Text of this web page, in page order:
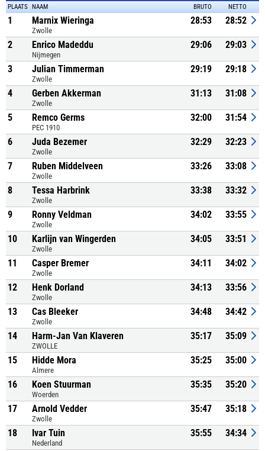
PLAATS NAAM BRUTO NETTO
1 Marnix Wieringa
Zwolle
28:53 28:52
2 Enrico Madeddu
Nijmegen
29:06 29:03
3 Julian Timmerman
Zwolle
29:19 29:18
4 Gerben Akkerman
Zwolle
31:13 31:08
5 Remco Germs
PEC 1910
32:00 31:54
6 Juda Bezemer
Zwolle
32:29 32:23
7 Ruben Middelveen
Zwolle
33:26 33:08
8 Tessa Harbrink
Zwolle
33:38 33:32
9 Ronny Veldman
Zwolle
34:02 33:55
10 Karlijn van Wingerden
Zwolle
34:05 33:51
11 Casper Bremer
Zwolle
34:11 34:02
12 Henk Dorland
Zwolle
34:13 33:56
13 Cas Bleeker
Zwolle
34:48 34:42
14 Harm-Jan Van Klaveren
ZWOLLE
35:17 35:09
15 Hidde Mora
Almere
35:25 35:00
16 Koen Stuurman
Woerden
35:35 35:20
17 Arnold Vedder
Zwolle
35:47 35:18
18 Ivar Tuin
Nederland
35:55 34:34